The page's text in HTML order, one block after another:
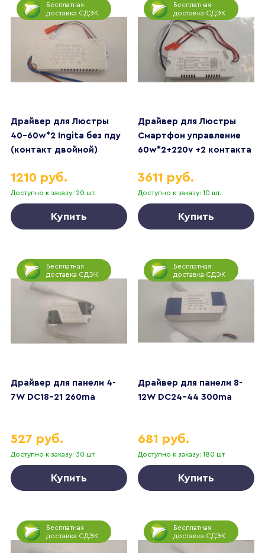
Бесплатная
доставка СДЭК
Драйвер для Люстры
40-60w*2 Ingita без пду
(контакт двойной)
Доступно к заказу: 20 шт.
1210 руб.
Купить
Бесплатная
доставка СДЭК
Драйвер для Люстры
Смартфон управление
60w*2+220v +2 контакта
Доступно к заказу: 10 шт.
3611 руб.
Купить
Бесплатная
доставка СДЭК
Драйвер для панели 4-
7W DC18-21 260ma
Доступно к заказу: 30 шт.
527 руб.
Купить
Бесплатная
доставка СДЭК
Драйвер для панели 8-
12W DC24-44 300ma
Доступно к заказу: 180 шт.
681 руб.
Купить
Бесплатная
доставка СДЭК
Бесплатная
доставка СДЭК